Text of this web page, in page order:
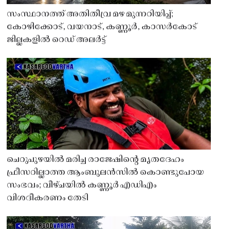
സംസ്ഥാനത്ത് അതിതീവ്ര മഴ മുന്നറിയിപ്പ്;
കോഴിക്കോട്, വയനാട്, കണ്ണൂർ, കാസർകോട്
ജില്ലകളിൽ റെഡ് അലർട്ട്
ചെറുപുഴയിൽ മരിച്ച രാജേഷിൻ്റെ മൃതദേഹം
ഫ്രീസറില്ലാത്ത ആംബുലൻസിൽ കൊണ്ടുപോയ
സംഭവം; വീഴ്ചയിൽ കണ്ണൂർ എഡിഎം
വിശദീകരണം തേടി